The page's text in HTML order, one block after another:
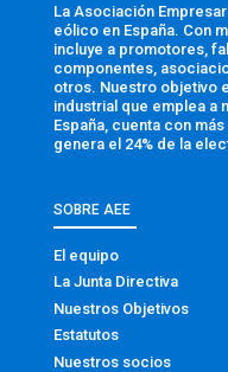
La Asociación
eólico en España. Con
incluye a promotores,
componentes,
otros. Nuestro objetivo
industrial que emplea a
España, cuenta con
genera el 24% de la
SOBRE AEE
El equipo
La Junta Directiva
Nuestros Objetivos
Estatutos
Nuestros socios